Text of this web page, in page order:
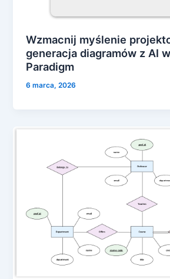
Wzmacnij myślenie
generacja diagramów z AI
Paradigm
6 marca, 2026